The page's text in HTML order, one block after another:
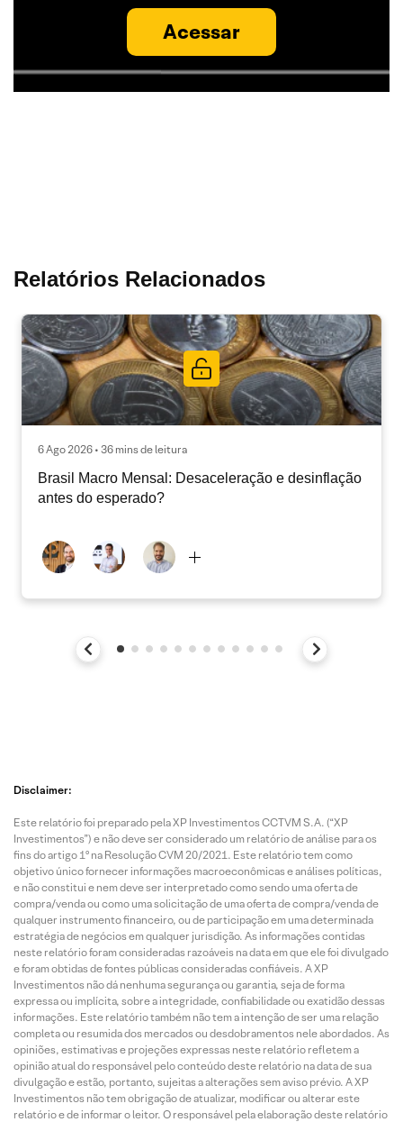
Acessar
Relatórios Relacionados
6 Ago 2026 • 36 mins de leitura
Brasil Macro Mensal: Desaceleração e desinflação
antes do esperado?
Disclaimer:
Este relatório foi preparado pela XP Investimentos CCTVM S.A. (“XP
Investimentos”) e não deve ser considerado um relatório de análise para os
fins do artigo 1º na Resolução CVM 20/2021. Este relatório tem como
objetivo único fornecer informações macroeconômicas e análises políticas,
e não constitui e nem deve ser interpretado como sendo uma oferta de
compra/venda ou como uma solicitação de uma oferta de compra/venda de
qualquer instrumento financeiro, ou de participação em uma determinada
estratégia de negócios em qualquer jurisdição. As informações contidas
neste relatório foram consideradas razoáveis na data em que ele foi divulgado
e foram obtidas de fontes públicas consideradas confiáveis. A XP
Investimentos não dá nenhuma segurança ou garantia, seja de forma
expressa ou implícita, sobre a integridade, confiabilidade ou exatidão dessas
informações. Este relatório também não tem a intenção de ser uma relação
completa ou resumida dos mercados ou desdobramentos nele abordados. As
opiniões, estimativas e projeções expressas neste relatório refletem a
opinião atual do responsável pelo conteúdo deste relatório na data de sua
divulgação e estão, portanto, sujeitas a alterações sem aviso prévio. A XP
Investimentos não tem obrigação de atualizar, modificar ou alterar este
relatório e de informar o leitor. O responsável pela elaboração deste relatório